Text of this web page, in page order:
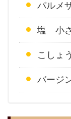
パルメ
塩 小
こしょ
バージ